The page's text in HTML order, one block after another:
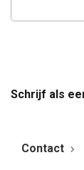
Schrijf als
Contact